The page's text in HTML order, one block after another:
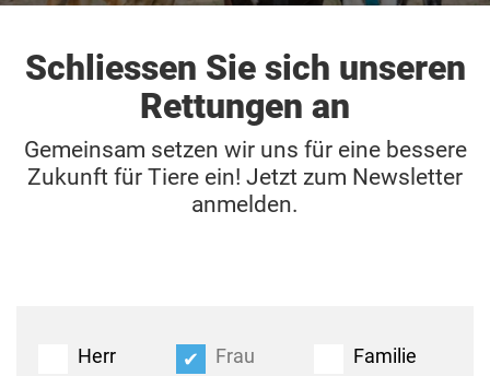
Schliessen Sie sich unseren
Rettungen an
Gemeinsam setzen wir uns für eine bessere
Zukunft für Tiere ein! Jetzt zum Newsletter
anmelden.
Herr Frau Familie